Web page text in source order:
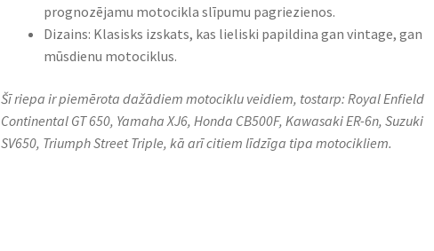
prognozējamu motocikla slīpumu pagriezienos.​
Dizains: Klasisks izskats, kas lieliski papildina gan vintage, gan
mūsdienu motociklus.​
Šī riepa ir piemērota dažādiem motociklu veidiem, tostarp: Royal Enfield
Continental GT 650, Yamaha XJ6, Honda CB500F, Kawasaki ER-6n, Suzuki
SV650, Triumph Street Triple, kā arī citiem līdzīga tipa motocikliem.